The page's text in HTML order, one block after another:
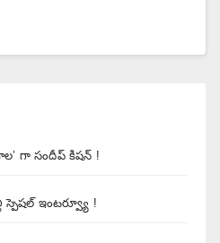
గా సందీప్ కిషన్ !
స్పెషల్ ఇంటర్వ్యూ !